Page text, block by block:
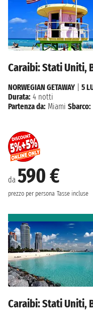
Caraibi: Stati Uniti,
da 590 €
prezzo per persona Tasse incluse
NORWEGIAN GETAWAY
5
Durata: 4 notti
Partenza da: Miami Sbarco:
Caraibi: Stati Uniti,